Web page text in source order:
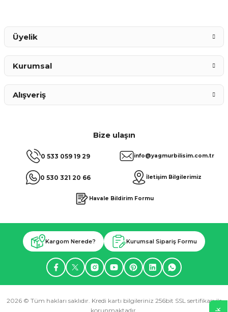
Bize ulaşın
0 533 059 19 29
0 530 321 20 66
info@yagmurbilisim.com.tr
İletişim Bilgilerimiz
Havale Bildirim Formu
Üyelik
Kurumsal
Alışveriş
Kargom Nerede? Kurumsal Sipariş Formu
2026 © Tüm hakları saklıdır. Kredi kartı bilgileriniz 256bit SSL sertifikası ile
korunmaktadır.